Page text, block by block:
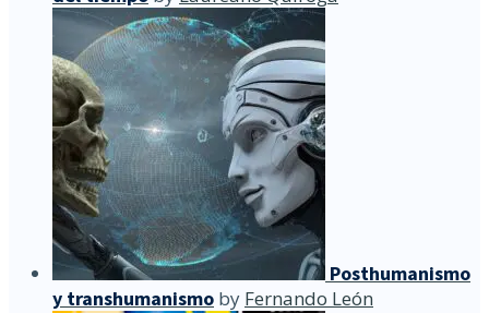
Posthumanismo
y transhumanismo by Fernando León